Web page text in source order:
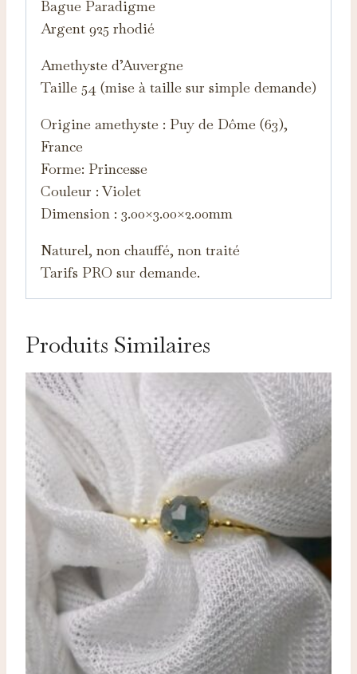
Bague Paradigme
Argent 925 rhodié
Amethyste d’Auvergne
Taille 54 (mise à taille sur simple demande)
Origine amethyste : Puy de Dôme (63),
France
Forme: Princesse
Couleur : Violet
Dimension : 3.00×3.00×2.00mm
Naturel, non chauffé, non traité
Tarifs PRO sur demande.
Produits Similaires
Nécessaires TOUJOURS ACTIFS
Ces cookies sont indispensables au bon fonctionnement
du site et ne peuvent pas être désactivés.